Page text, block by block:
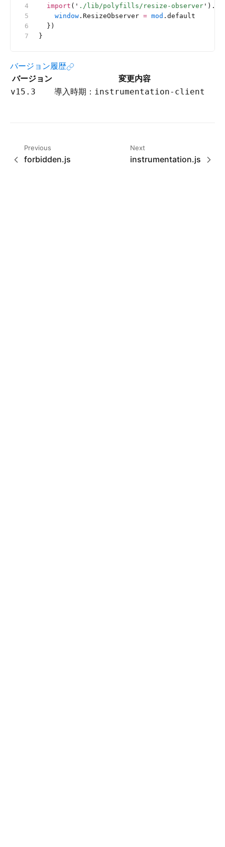
  import
( ' ./lib/polyfills/resize-observer ' ).
    window
.ResizeObserver = mod .default
  })
}
バージョン履歴
バージョン
変更内容
v15.3 導入時期： instrumentation-client
Previous
forbidden.js
Next
instrumentation.js